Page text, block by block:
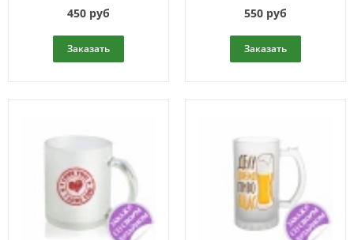
450 руб
Заказать
550 руб
Заказать